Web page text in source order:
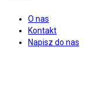
O nas
Kontakt
Napisz do nas